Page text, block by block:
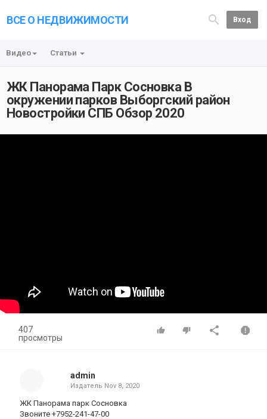
ВСЕ О НЕДВИЖИМОСТИ Вход
Видео Статьи
ЖК Панорама Парк Сосновка В
окружении парков Выборгский район
Новостройки СПБ Обзор 2020
407
просмотры
admin
Издатель Nov 8, 2020
ЖК Панорама парк Сосновка
Звоните +7952-241-47-00